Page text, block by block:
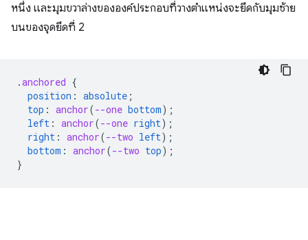
หนึ่ง และมุมขวาล่างขององค์ประกอบที่วางตำแหน่งจะยึดกับมุมซ้าย
บนของจุดยึดที่ 2
.anchored {
position : absolute ;
top : anchor(--one bottom);
left : anchor(--one right);
right : anchor(--two left);
bottom : anchor(--two top);
}